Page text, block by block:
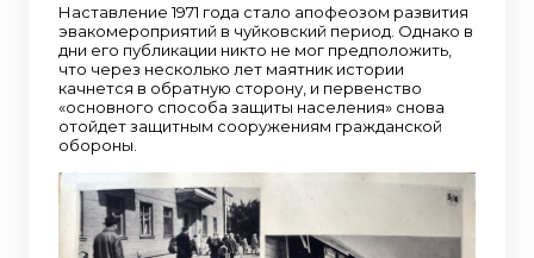
Наставление 1971 года стало апофеозом развития
эвакомероприятий в чуйковский период. Однако в
дни его публикации никто не мог предположить,
что через несколько лет маятник истории
качнется в обратную сторону, и первенство
«основного способа защиты населения» снова
отойдет защитным сооружениям гражданской
обороны.